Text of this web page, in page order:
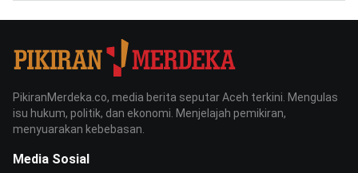
PikiranMerdeka.co, media berita seputar Aceh terkini. Mengulas
isu hukum, politik, dan ekonomi. Menjelajah pemikiran,
menyuarakan kebebasan.
Media Sosial